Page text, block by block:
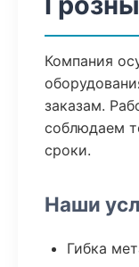
Компания
заказам.
соблюдаем
сроки.
Наши
Гибка